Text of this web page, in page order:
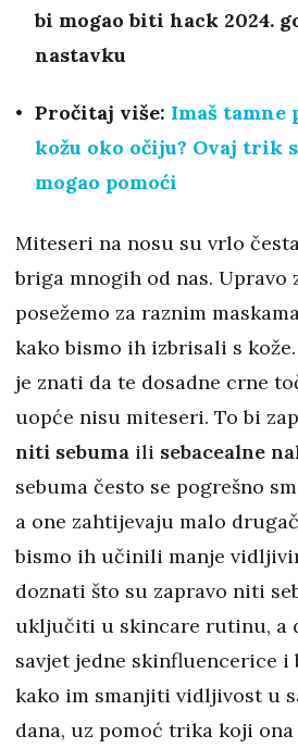
bi mogao biti hack 2024.
nastavku
Pročitaj više: Imaš tamne
kožu oko očiju? Ovaj trik
mogao pomoći
Miteseri na nosu su vrlo
briga mnogih od nas. Upravo
posežemo za raznim
kako bismo ih izbrisali s
je znati da te dosadne crne
uopće nisu miteseri. To bi
niti sebuma ili sebacealne
sebuma često se pogrešno
a one zahtijevaju malo
bismo ih učinili manje
doznati što su zapravo niti
uključiti u skincare rutinu, a
savjet jedne skinfluencerice i
kako im smanjiti vidljivost u
dana, uz pomoć trika koji